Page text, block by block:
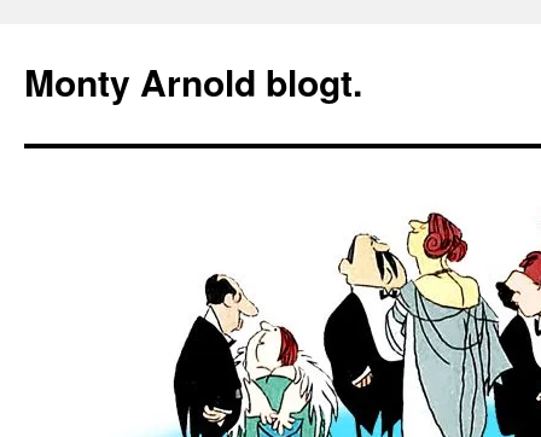
springen
Monty Arnold blogt.